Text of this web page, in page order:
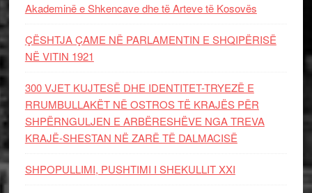
Akademinë e Shkencave dhe të Arteve të Kosovës
ÇËSHTJA ÇAME NË PARLAMENTIN E SHQIPËRISË
NË VITIN 1921
300 VJET KUJTESË DHE IDENTITET-TRYEZË E
RRUMBULLAKËT NË OSTROS TË KRAJËS PËR
SHPËRNGULJEN E ARBËRESHËVE NGA TREVA
KRAJË-SHESTAN NË ZARË TË DALMACISË
SHPOPULLIMI, PUSHTIMI I SHEKULLIT XXI